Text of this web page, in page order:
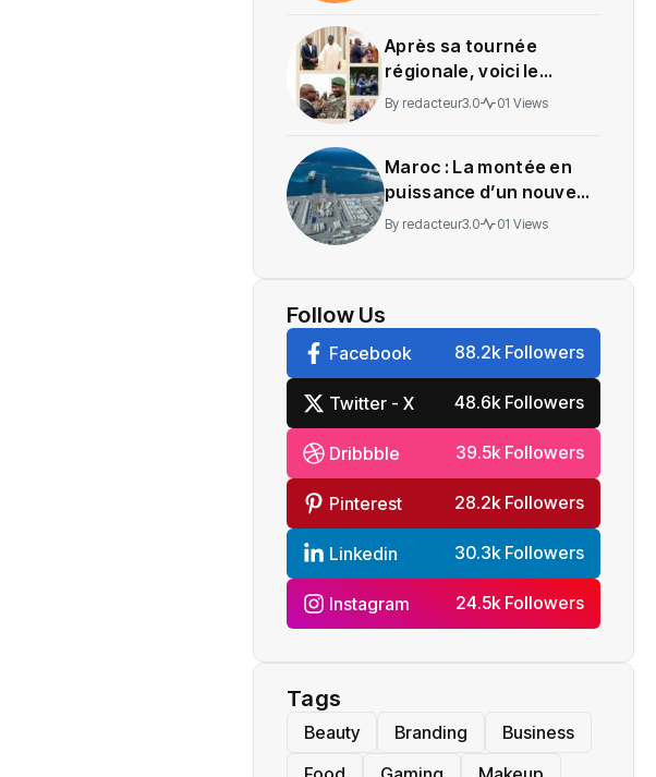
Après sa tournée
régionale, voici le
message de Wadagni
By redacteur3.0 01 Views
Maroc : La montée en
puissance d’un nouveau
centre névralgique de
By redacteur3.0 01 Views
Follow Us
Facebook 88.2k Followers
Twitter - X 48.6k Followers
Dribbble 39.5k Followers
Pinterest 28.2k Followers
Linkedin 30.3k Followers
Instagram 24.5k Followers
Tags
Beauty Branding
Business